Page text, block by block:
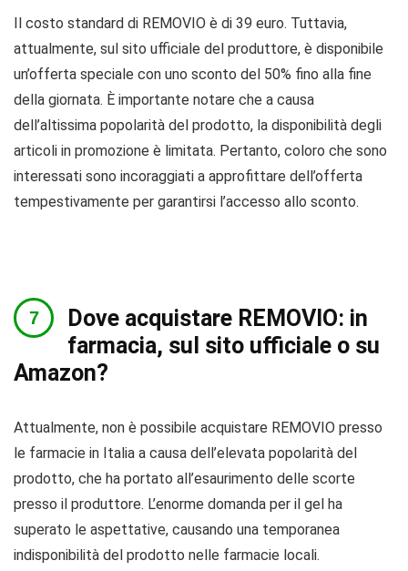
Il costo standard di REMOVIO è di 39 euro. Tuttavia,
attualmente, sul sito ufficiale del produttore, è disponibile
un’offerta speciale con uno sconto del 50% fino alla fine
della giornata. È importante notare che a causa
dell’altissima popolarità del prodotto, la disponibilità degli
articoli in promozione è limitata. Pertanto, coloro che sono
interessati sono incoraggiati a approfittare dell’offerta
tempestivamente per garantirsi l’accesso allo sconto.
Dove acquistare REMOVIO: in
farmacia, sul sito ufficiale o su
Amazon?
Attualmente, non è possibile acquistare REMOVIO presso
le farmacie in Italia a causa dell’elevata popolarità del
prodotto, che ha portato all’esaurimento delle scorte
presso il produttore. L’enorme domanda per il gel ha
superato le aspettative, causando una temporanea
indisponibilità del prodotto nelle farmacie locali.